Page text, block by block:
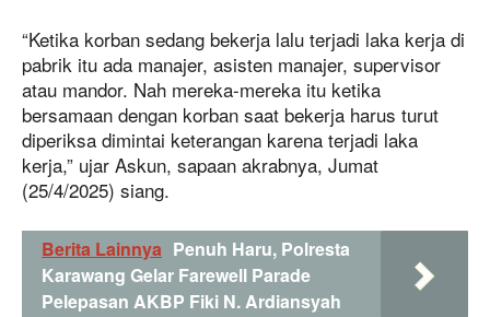
“Ketika korban sedang bekerja lalu terjadi laka kerja di
pabrik itu ada manajer, asisten manajer, supervisor
atau mandor. Nah mereka-mereka itu ketika
bersamaan dengan korban saat bekerja harus turut
diperiksa dimintai keterangan karena terjadi laka
kerja,” ujar Askun, sapaan akrabnya, Jumat
(25/4/2025) siang.
Berita Lainnya Penuh Haru, Polresta
Karawang Gelar Farewell Parade
Pelepasan AKBP Fiki N. Ardiansyah